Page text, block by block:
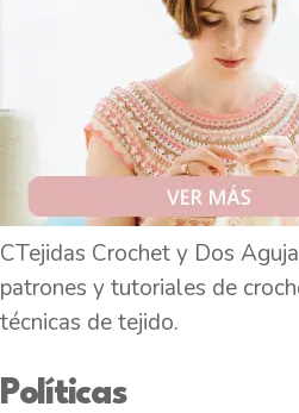
CTejidas Crochet y Dos
patrones y tutoriales de
técnicas de tejido.
Políticas